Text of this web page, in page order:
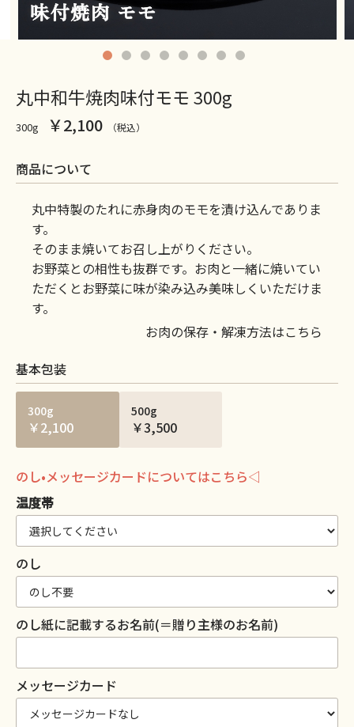
丸中和牛焼肉味付モモ 300g
300g ￥2,100 （税込）
商品について
丸中特製のたれに赤身肉のモモを漬け込んでありま
す。
そのまま焼いてお召し上がりください。
お野菜との相性も抜群です。お肉と一緒に焼いてい
ただくとお野菜に味が染み込み美味しくいただけま
す。
お肉の保存・解凍方法はこちら
基本包装
300g
￥2,100
500g
￥3,500
のし•メッセージカードについてはこちら◁
温度帯
のし
のし紙に記載するお名前(＝贈り主様のお名前)
メッセージカード